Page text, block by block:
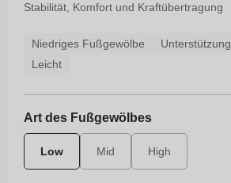
Stabilität, Komfort und Kraftübertragung
Niedriges Fußgewölbe Unterstützung
Leicht
Art des Fußgewölbes
Low Mid High